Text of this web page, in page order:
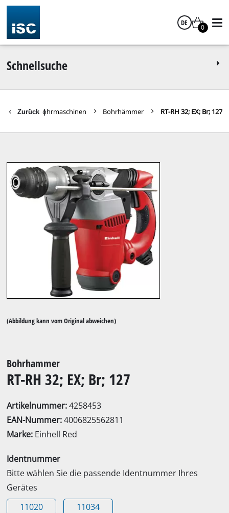
DE
0
Schnellsuche
Zurück |
/ Bohrmaschinen Bohrhämmer RT-RH 32; EX; Br; 127
(Abbildung kann vom Original abweichen)
Bohrhammer
RT-RH 32; EX; Br; 127
Artikelnummer:4258453
EAN-Nummer:4006825562811
Marke: Einhell Red
Identnummer
Bitte wählen Sie die passende Identnummer Ihres
Gerätes
11020
11034